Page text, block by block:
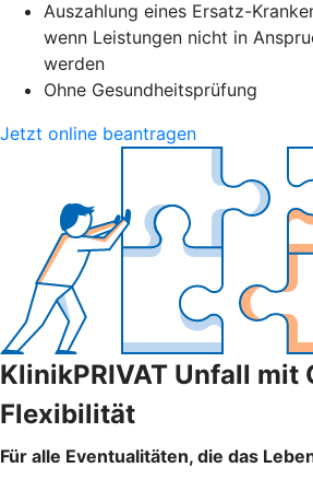
Auszahlung eines Ersatz-
wenn Leistungen nicht in
werden
Ohne Gesundheitsprüfung
Jetzt online beantragen
KlinikPRIVAT Unfall mit
Flexibilität
Für alle Eventualitäten, die das